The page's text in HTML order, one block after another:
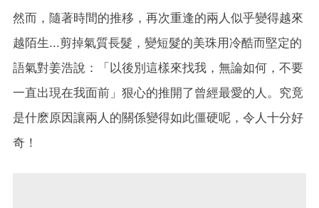
然而，隨著時間的推移，再次重逢的兩人似乎變得越來
越陌生...剪掉氣質長髮，變短髮的美珠用冷酷而堅定的
語氣對姜浩說：「以後別這樣來找我， 無論如何，不要
一直出現在我面前 」 狠心的推開了曾經最愛的人。究竟
是什麽原因讓兩人的關係變得如此僵硬呢，令人十分好
奇！